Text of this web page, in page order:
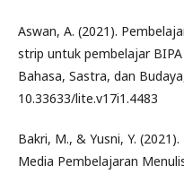
Aswan, A. (2021).
strip untuk pembelajar
Bahasa, Sastra, dan
10.33633/lite.v17i1.4483
Bakri, M., & Yusni, Y.
Media Pembelajaran